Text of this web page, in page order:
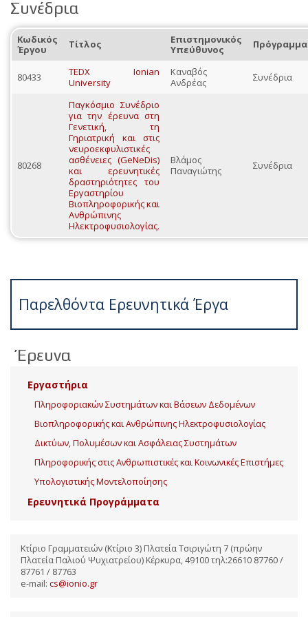
Συνέδρια
Κωδικός
Έργου
Τίτλος
Επιστημονικός
Υπεύθυνος
Πρόγραμμα
80433
TEDX Ionian
University
Καναβός
Ανδρέας
Συνέδρια
80268
Παγκόσμιο Συνέδριο
για την έρευνα στη
Γενετική, τη
Γηριατρική και στις
νευροεκφυλιστικές
ασθένειες (GeNeDis)
και ερευνητικές
δραστηριότητες του
Εργαστηρίου
Βιοπληροφορικής και
Ανθρώπινης
Ηλεκτροφυσιολογίας.
Βλάμος
Παναγιώτης
Συνέδρια
Παρελθόντα Ερευνητικά Έργα
Έρευνα
Εργαστήρια
Πληροφοριακών Συστημάτων και Βάσεων Δεδομένων
Βιοπληροφορικής και Ανθρώπινης Ηλεκτροφυσιολογίας
Δικτύων, Πολυμέσων και Ασφάλειας Συστημάτων
Πληροφορικής στις Ανθρωπιστικές και Κοινωνικές Επιστήμες
Υπολογιστικής Μοντελοποίησης
Ερευνητικά Προγράμματα
Κτίριο Γραμματειών (Κτίριο 3) Πλατεία Τσιριγώτη 7 (πρώην
Πλατεία Παλιού Ψυχιατρείου) Κέρκυρα, 49100 τηλ:26610 87760 /
87761 / 87763
e-mail: cs@ionio.gr